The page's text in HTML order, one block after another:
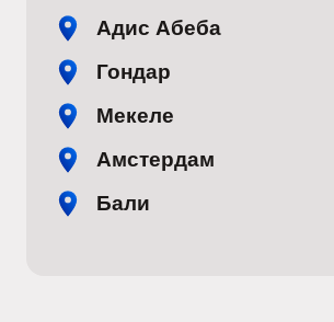
Адис Абеба
Гондар
Мекеле
Амстердам
Бали